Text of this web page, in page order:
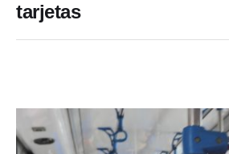
tarjetas